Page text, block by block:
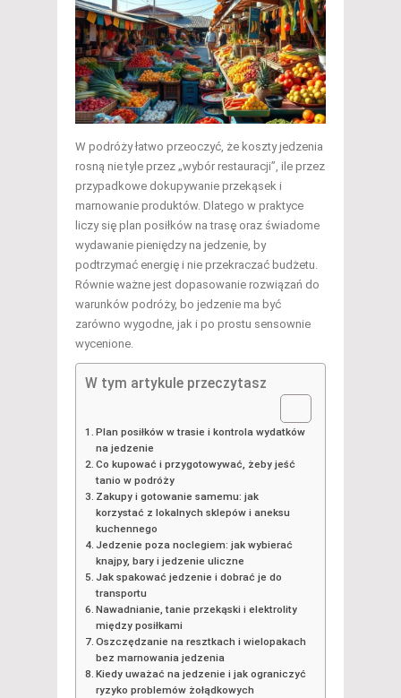
W podróży łatwo przeoczyć, że koszty jedzenia
rosną nie tyle przez „wybór restauracji”, ile przez
przypadkowe dokupywanie przekąsek i
marnowanie produktów. Dlatego w praktyce
liczy się plan posiłków na trasę oraz świadome
wydawanie pieniędzy na jedzenie, by
podtrzymać energię i nie przekraczać budżetu.
Równie ważne jest dopasowanie rozwiązań do
warunków podróży, bo jedzenie ma być
zarówno wygodne, jak i po prostu sensownie
wycenione.
W tym artykule przeczytasz
Plan posiłków w trasie i kontrola wydatków
na jedzenie
Co kupować i przygotowywać, żeby jeść
tanio w podróży
Zakupy i gotowanie samemu: jak
korzystać z lokalnych sklepów i aneksu
kuchennego
Jedzenie poza noclegiem: jak wybierać
knajpy, bary i jedzenie uliczne
Jak spakować jedzenie i dobrać je do
transportu
Nawadnianie, tanie przekąski i elektrolity
między posiłkami
Oszczędzanie na resztkach i wielopakach
bez marnowania jedzenia
Kiedy uważać na jedzenie i jak ograniczyć
ryzyko problemów żołądkowych